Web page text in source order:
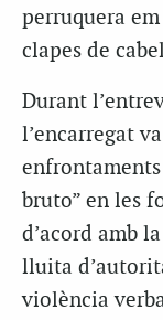
perruquera
clapes de
Durant
l’encarregat
enfrontaments
bruto” en les
d’acord amb
lluita
violència